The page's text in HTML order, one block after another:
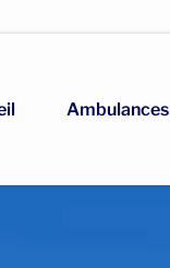
Ambulances